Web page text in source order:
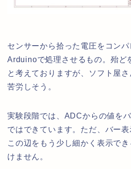
センサーから拾った電圧をコン
Arduinoで処理させるもの。殆ど
と考えておりますが、ソフト屋
苦労しそう。
実験段階では、ADCからの値を
ではできています。ただ、バー表
この辺をもう少し細かく表示で
けません。